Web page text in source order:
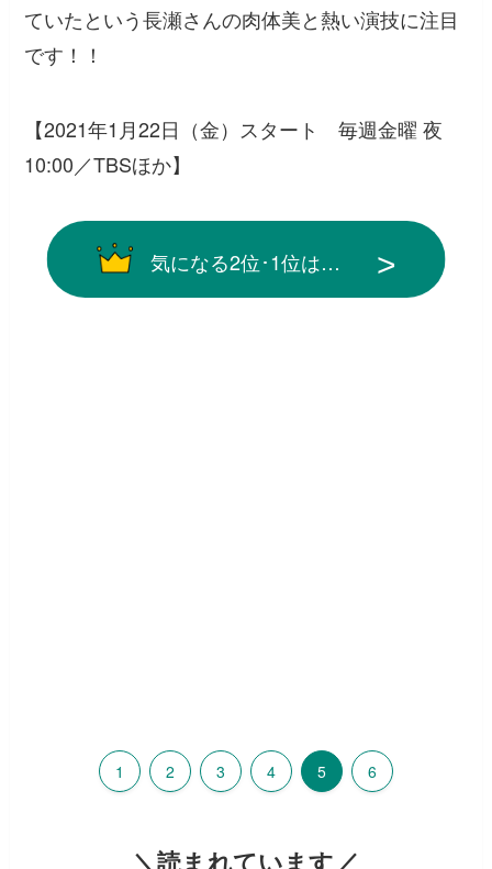
ていたという長瀬さんの肉体美と熱い演技に注目
です！！
【2021年1月22日（金）スタート 毎週金曜 夜
10:00／TBSほか】
気になる2位･1位は…
1 2 3 4 5 6
＼読まれています／